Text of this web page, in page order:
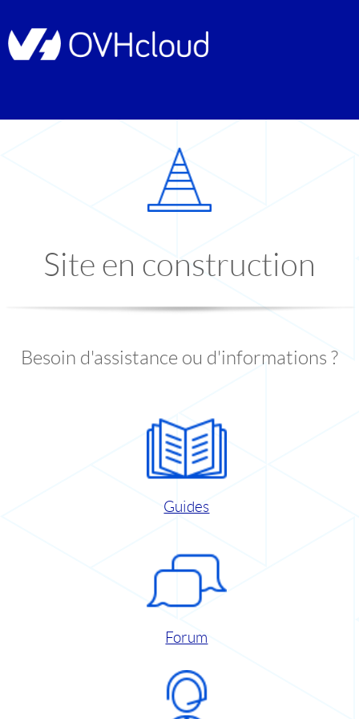
Site en construction
Besoin d'assistance ou d'informations ?
Guides
Forum